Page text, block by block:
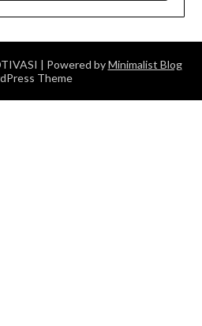
| Powered byMinimalist Blog
Theme